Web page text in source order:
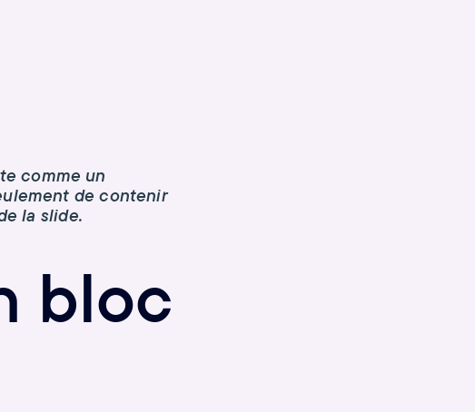
comme un
de contenir
la slide.
bloc